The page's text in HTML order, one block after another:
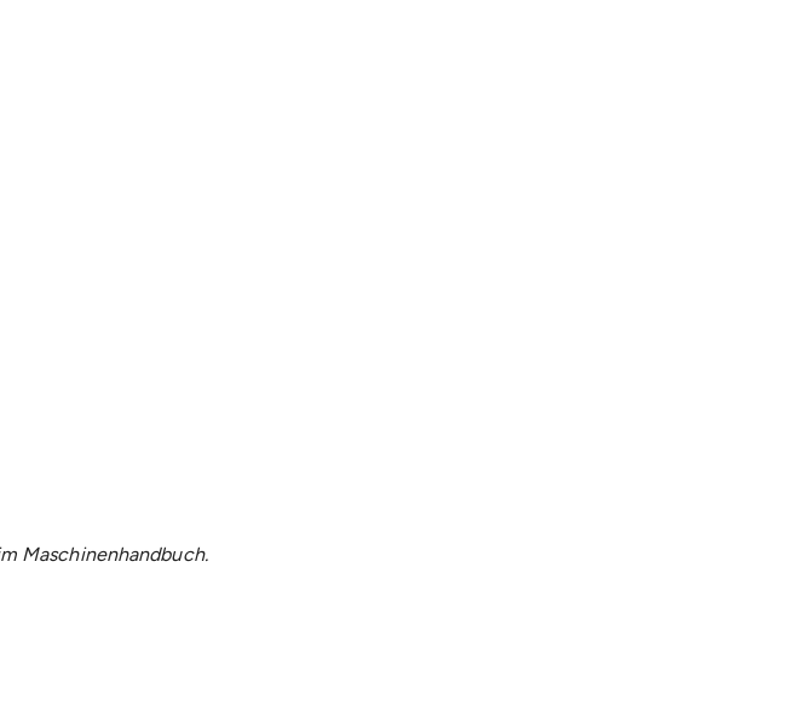
Maschinenhandbuch.